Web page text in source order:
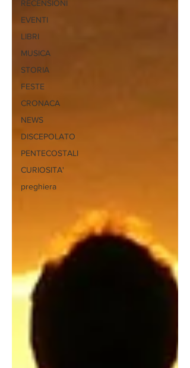
RECENSIONI
EVENTI
LIBRI
MUSICA
STORIA
FESTE
CRONACA
NEWS
DISCEPOLATO
PENTECOSTALI
CURIOSITA'
preghiera